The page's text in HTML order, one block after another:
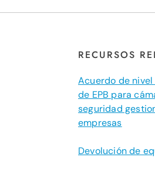
RECURSOS
Acuerdo de
de EPB para
seguridad
empresas
Devolución de